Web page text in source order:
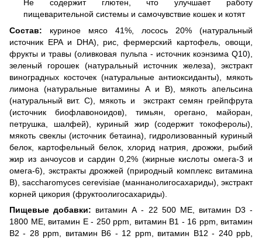
Не содержит глютен, что улучшает работу
пищеварительной системы и самочувствие кошек и котят
Состав: куриное мясо 41%, лосось 20% (натуральный
источник EPA и DHA), рис, фермерский картофель, овощи,
фрукты и травы (оливковая пульпа - источник коэнзима Q10),
зеленый горошек (натуральный источник железа), экстракт
виноградных косточек (натуральные антиоксиданты), мякоть
лимона (натуральные витамины А и В), мякоть апельсина
(натуральный вит. С), мякоть и экстракт семян грейпфрута
(источник биофлавоноидов), тимьян, орегано, майоран,
петрушка, шалфей), куриный жир (содержит токоферолы),
мякоть свеклы (источник бетаина), гидролизованный куриный
белок, картофельный белок, хлорид натрия, дрожжи, рыбий
жир из анчоусов и сардин 0,2% (жирные кислоты омега-3 и
омега-6), экстракты дрожжей (природный комплекс витамина
В), saccharomyces cerevisiae (маннанолигосахариды), экстракт
корней цикория (фруктоолигосахариды).
Пищевые добавки: витамин А - 22 500 МЕ, витамин D3 -
1800 МЕ, витамин E - 250 ppm, витамин B1 - 16 ppm, витамин
B2 - 28 ppm, витамин B6 - 12 ppm, витамин B12 - 240 ppb,